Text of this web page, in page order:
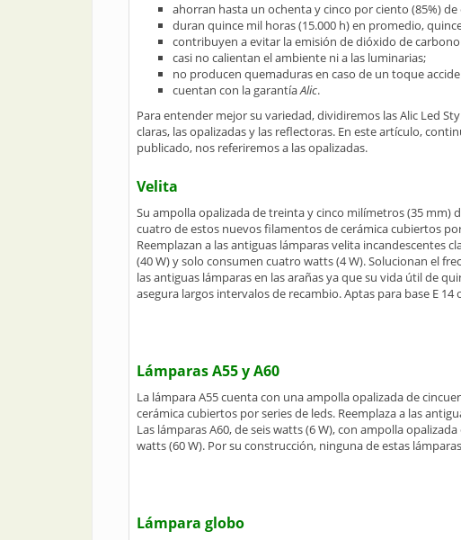
ahorran hasta un ochenta y cinco por ciento (85%)
duran quince mil horas (15.000 h) en promedio,
contribuyen a evitar la emisión de dióxido de carbono
casi no calientan el ambiente ni a las luminarias;
no producen quemaduras en caso de un toque
cuentan con la garantíaAlic.
Para entender mejor su variedad, dividiremos las Alic Led
claras, las opalizadas y las reflectoras. En este artículo,
publicado, nos referiremos a las opalizadas.
Velita
Su ampolla opalizada de treinta y cinco milímetros (35 mm)
cuatro de estos nuevos filamentos de cerámica cubiertos
Reemplazan a las antiguas lámparas velita incandescentes
(40 W) y solo consumen cuatro watts (4 W). Solucionan el
las antiguas lámparas en las arañas ya que su vida útil de
asegura largos intervalos de recambio. Aptas para base E 14
Lámparas A55 y A60
La lámpara A55 cuenta con una ampolla opalizada de
cerámica cubiertos por series de leds. Reemplaza a las
Las lámparas A60, de seis watts (6 W), con ampolla
watts (60 W). Por su construcción, ninguna de estas
Lámpara globo